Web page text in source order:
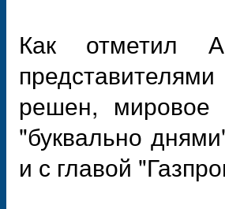
Как отметил
решен, мировое
"буквально
и с главой